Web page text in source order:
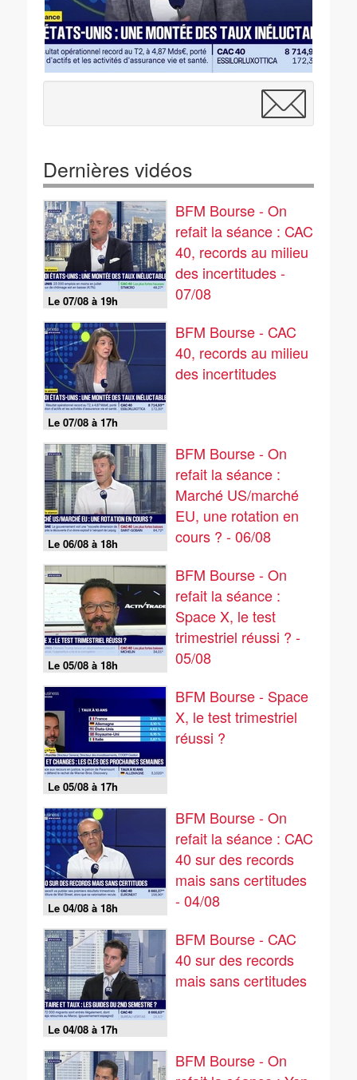
Dernières vidéos
Le 07/08 à 19h
BFM Bourse - On
refait la séance : CAC
40, records au milieu
des incertitudes -
07/08
Le 07/08 à 17h
BFM Bourse - CAC
40, records au milieu
des incertitudes
Le 06/08 à 18h
BFM Bourse - On
refait la séance :
Marché US/marché
EU, une rotation en
cours ? - 06/08
Le 05/08 à 18h
BFM Bourse - On
refait la séance :
Space X, le test
trimestriel réussi ? -
05/08
Le 05/08 à 17h
BFM Bourse - Space
X, le test trimestriel
réussi ?
Le 04/08 à 18h
BFM Bourse - On
refait la séance : CAC
40 sur des records
mais sans certitudes
- 04/08
Le 04/08 à 17h
BFM Bourse - CAC
40 sur des records
mais sans certitudes
BFM Bourse - On